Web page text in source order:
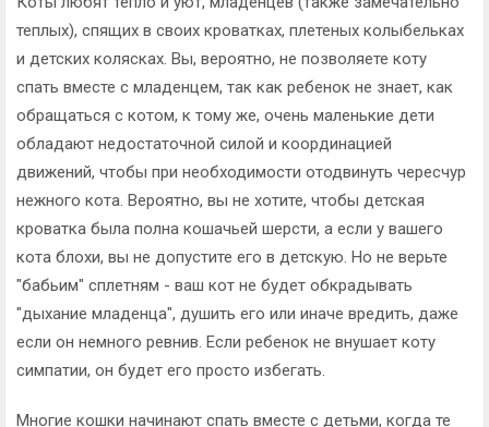
теплых), спящих в своих кроватках, плетеных колыбельках
и детских колясках. Вы, вероятно, не позволяете коту
спать вместе с младенцем, так как ребенок не знает, как
обращаться с котом, к тому же, очень маленькие дети
обладают недостаточной силой и координацией
движений, чтобы при необходимости отодвинуть чересчур
нежного кота. Вероятно, вы не хотите, чтобы детская
кроватка была полна кошачьей шерсти, а если у вашего
кота блохи, вы не допустите его в детскую. Но не верьте
"бабьим" сплетням - ваш кот не будет обкрадывать
"дыхание младенца", душить его или иначе вредить, даже
если он немного ревнив. Если ребенок не внушает коту
симпатии, он будет его просто избегать.
Многие кошки начинают спать вместе с детьми, когда те